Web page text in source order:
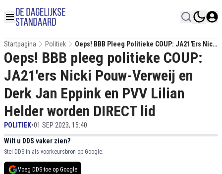
Startpagina Politiek
Oeps! BBB Pleeg Politieke COUP: JA21'ers Nicki
Pouw-Verweij En Derk Jan Eppink En PVV Lilian
Helder Worden DIRECT Lid
Oeps! BBB pleeg politieke COUP:
JA21'ers Nicki Pouw-Verweij en
Derk Jan Eppink en PVV Lilian
Helder worden DIRECT lid
POLITIEK•01 SEP 2023, 15:40
Wilt u DDS vaker zien?
Stel DDS in als voorkeursbron op Google.
Voeg DDS toe op Google